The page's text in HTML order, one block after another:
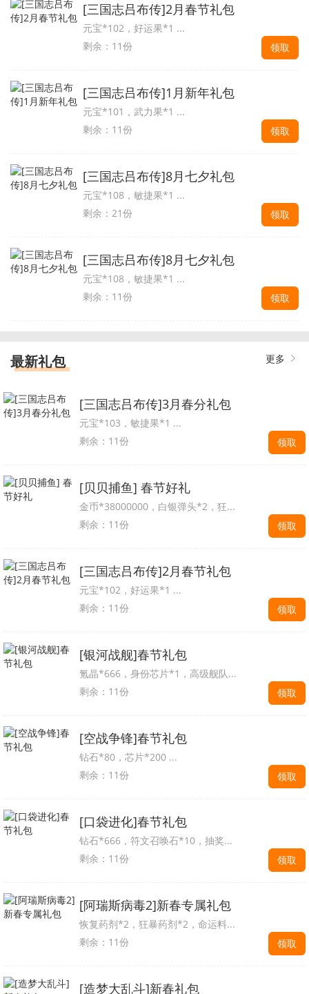
[三国志吕布传]2月春节礼包
元宝*102，好运果*1 ...
剩余：11份
领取
[三国志吕布传]1月新年礼包
元宝*101，武力果*1 ...
剩余：11份
领取
[三国志吕布传]8月七夕礼包
元宝*108，敏捷果*1 ...
剩余：21份
领取
[三国志吕布传]8月七夕礼包
元宝*108，敏捷果*1 ...
剩余：11份
领取
最新礼包 更多
[三国志吕布传]3月春分礼包
元宝*103，敏捷果*1 ...
剩余：11份
领取
[贝贝捕鱼] 春节好礼
金币*38000000，白银弹头*2，狂...
剩余：11份
领取
[三国志吕布传]2月春节礼包
元宝*102，好运果*1 ...
剩余：11份
领取
[银河战舰]春节礼包
氪晶*666，身份芯片*1，高级舰队...
剩余：11份
领取
[空战争锋]春节礼包
钻石*80，芯片*200 ...
剩余：11份
领取
[口袋进化]春节礼包
钻石*666，符文召唤石*10，抽奖...
剩余：11份
领取
[阿瑞斯病毒2]新春专属礼包
恢复药剂*2，狂暴药剂*2，命运料...
剩余：11份
领取
[造梦大乱斗]新春礼包